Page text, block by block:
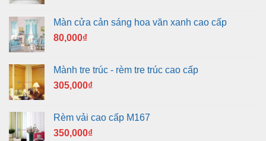
Màn cửa cản sáng hoa văn xanh cao cấp
80,000₫
Mành tre trúc - rèm tre trúc cao cấp
305,000₫
Rèm vải cao cấp M167
350,000₫